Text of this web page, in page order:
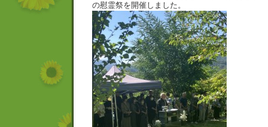
の慰霊祭を開催しました。